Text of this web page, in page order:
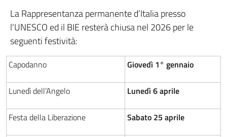
La Rappresentanza permanente d’Italia presso
l’UNESCO ed il BIE resterà chiusa nel 2026 per le
seguenti festività:
Capodanno Giovedì 1° gennaio
Lunedì dell’Angelo Lunedì 6 aprile
Festa della Liberazione Sabato 25 aprile